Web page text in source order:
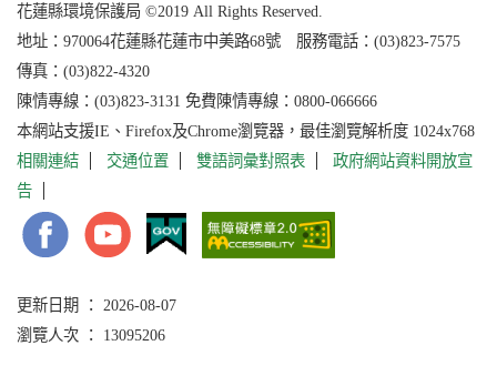
花蓮縣環境保護局 ©2019 All Rights Reserved.
地址： 970064花蓮縣花蓮市中美路68號 服務電話：(03)823-7575
傳真：(03)822-4320
陳情專線：(03)823-3131 免費陳情專線：0800-066666
本網站支援IE、Firefox及Chrome瀏覽器，最佳瀏覽解析度 1024x768
相關連結
交通位置 雙語詞彙對照表
政府網站資料開放宣
告
更新日期 ： 2026-08-07
瀏覽人次 ： 13095206